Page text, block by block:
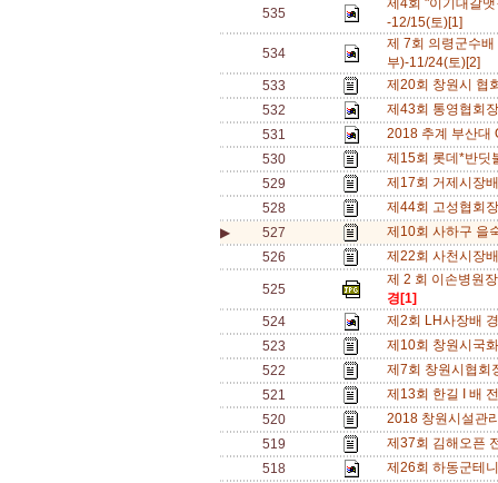
535
제4회 "이기대갈
-12/15(토)[1]
534
제 7회 의령군수
부)-11/24(토)[2]
533
제20회 창원시 협
532
제43회 통영협회
531
2018 추계 부산대
530
제15회 롯데*반딧
529
제17회 거제시장
528
제44회 고성협회
▶
527
제10회 사하구 을
526
제22회 사천시장
525
제 2 회 이손병원
경[1]
524
제2회 LH사장배
523
제10회 창원시국
522
제7회 창원시협
521
제13회 한길 I 배
520
2018 창원시설관
519
제37회 김해오픈
518
제26회 하동군테